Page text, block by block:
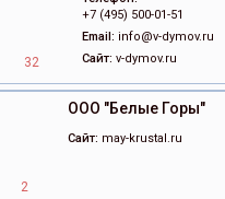
32
+7 (495) 500-01-51
Email: info@v-dymov.ru
Сайт: v-dymov.ru
2
ООО "Белые Горы"
Сайт: may-krustal.ru